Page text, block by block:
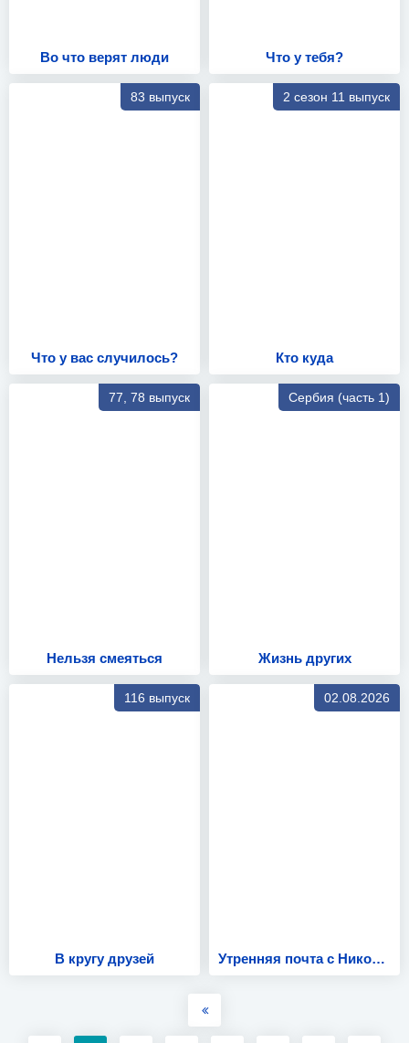
Во что верят люди Что у тебя?
83 выпуск
Что у вас случилось?
2 сезон 11 выпуск
Кто куда
77, 78 выпуск
Нельзя смеяться
Сербия (часть 1)
Жизнь других
116 выпуск
В кругу друзей
02.08.2026
Утренняя почта с Николаем Басковым